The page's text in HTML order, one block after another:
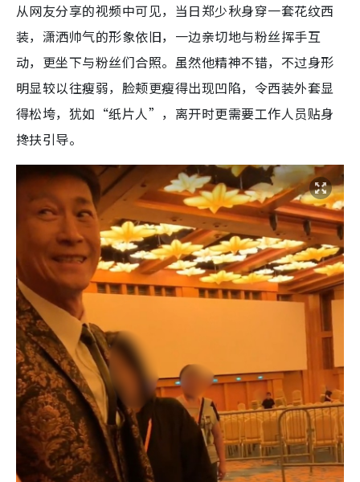
从网友分享的视频中可见，当日郑少秋身穿一套花纹西
装，潇洒帅气的形象依旧，一边亲切地与粉丝挥手互
动，更坐下与粉丝们合照。虽然他精神不错，不过身形
明显较以往瘦弱，脸颊更瘦得出现凹陷，令西装外套显
得松垮，犹如“纸片人”，离开时更需要工作人员贴身
搀扶引导。